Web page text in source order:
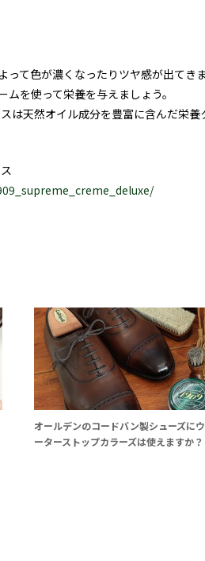
て色が濃くなったりツヤ感が出てきま
を使って栄養を与えましょう。
は天然オイル成分を豊富に含んだ栄
オールデンのコードバン製シューズに
ーターストップカラーズは使えますか？